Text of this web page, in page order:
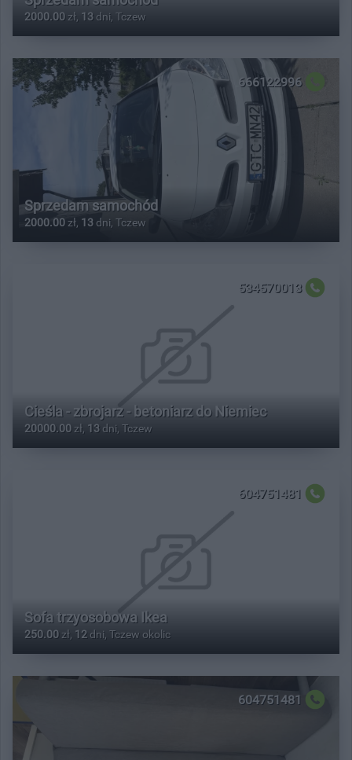
2000.00 zł, 13 dni, Tczew
666122996
Sprzedam samochód
2000.00 zł, 13 dni, Tczew
534570013
Cieśla - zbrojarz - betoniarz do Niemiec
20000.00 zł, 13 dni, Tczew
604751481
Sofa trzyosobowa Ikea
250.00 zł, 12 dni, Tczew okolic
604751481